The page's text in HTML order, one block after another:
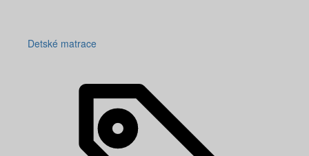
Detské matrace